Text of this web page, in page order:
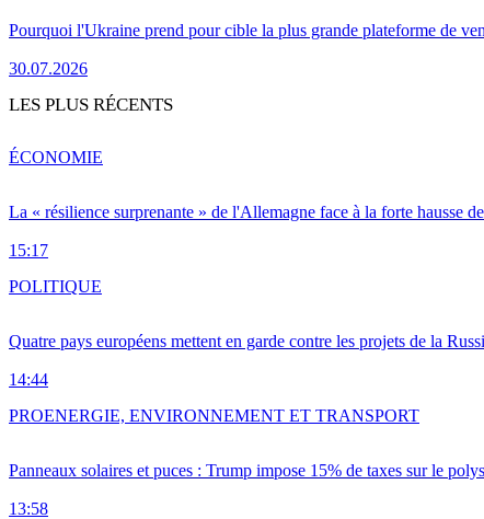
Pourquoi l'Ukraine prend pour cible la plus grande plateforme de
30.07.2026
LES PLUS RÉCENTS
La « résilience surprenante » de l'Allemagne face à la forte hausse
15:17
ÉCONOMIE
Quatre pays européens mettent en garde contre les projets de la
14:44
POLITIQUE
Panneaux solaires et puces : Trump impose 15% de taxes sur le
13:58
PROENERGIE, ENVIRONNEMENT ET TRANSPORT